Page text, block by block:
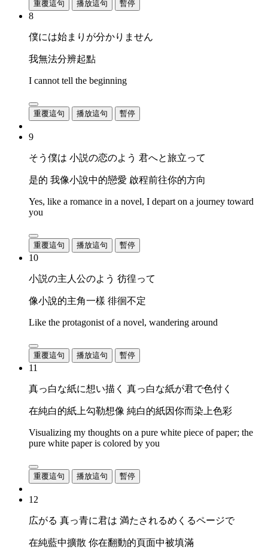
重覆這句 播放這句 暫停
8
僕には始まりが分かりません
我無法分辨起點
I cannot tell the beginning
重覆這句 播放這句 暫停
9
そう僕は 小説の恋のよう 君へと旅立って
是的 我像小說中的戀愛 啟程前往你的方向
Yes, like a romance in a novel, I depart on a journey toward
you
重覆這句 播放這句 暫停
10
小説の主人公のよう 彷徨って
像小說的主角一樣 徘徊不定
Like the protagonist of a novel, wandering around
重覆這句 播放這句 暫停
11
真っ白な紙に想い描く 真っ白な紙が君で色付く
在純白的紙上勾勒想像 純白的紙因你而染上色彩
Visualizing my thoughts on a pure white piece of paper; the
pure white paper is colored by you
重覆這句 播放這句 暫停
12
広がる 真っ青に君は 満たされるめくるページで
在純藍中擴散 你在翻動的頁面中被填滿